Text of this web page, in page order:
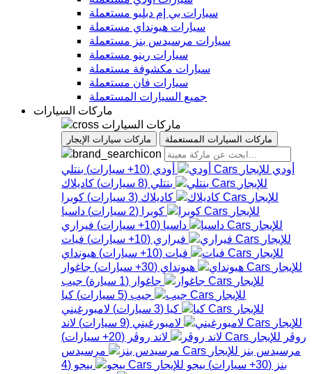
سيارات بي إم دبليو مستعملة
سيارات هيونداي مستعملة
سيارات مرسيدس بنز مستعملة
سيارات رينو مستعملة
سيارات مكشوفة مستعملة
سيارات فان مستعملة
جميع السيارات المستعملة
ماركات السيارات
ماركات السيارات
ماركات سيارات الإيجار ماركات السيارات المستعملة
أودي أودي (
10+ سيارات) بنتلي
بنتلي (
8 سيارات) كاديلاك
كاديلاك (
3 سيارات) كوبرا
كوبرا (
2 سيارات) داسيا
داسيا (
10+ سيارات) فيراري
فيراري (
10+ سيارات) فيات
فيات (
10+ سيارات) هيونداي
هيونداي (
30+ سيارات) جاغوار
جاغوار (
1 سيارة) جيب
جيب (
5 سيارات) كيا
كيا (
3 سيارات) لامبورغيني
لامبورغيني (
9 سيارات) لاند
روڤر
لاند روڤر (
20+ سيارات)
مرسيدس بنز
مرسيدس
بنز (
30+ سيارات) بيجو بيجو (
4